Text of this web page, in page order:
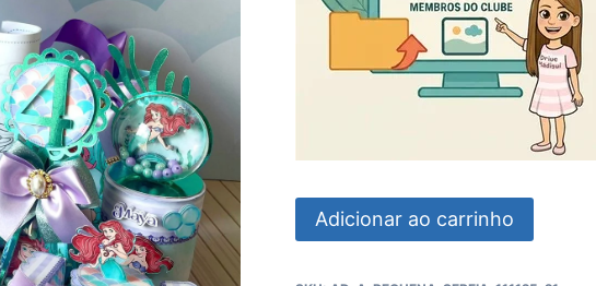
Pequena
Adicionar ao carrinho